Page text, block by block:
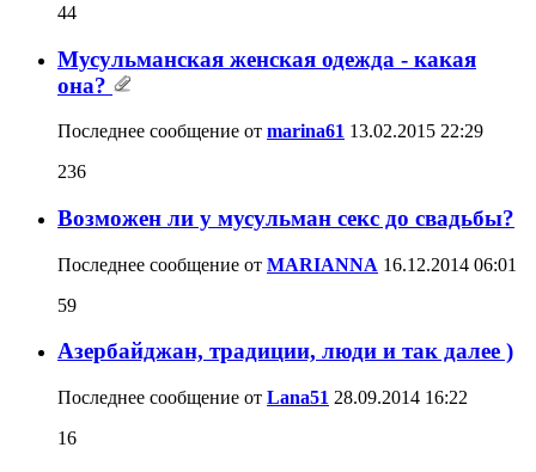
44
Мусульманская женская одежда - какая
она?
Последнее сообщение от marina61 13.02.2015 22:29
236
Возможен ли у мусульман секс до свадьбы?
Последнее сообщение от MARIANNA 16.12.2014 06:01
59
Азербайджан, традиции, люди и так далее )
Последнее сообщение от Lana51 28.09.2014 16:22
16